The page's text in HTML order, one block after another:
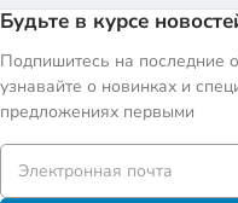
Будьте в курсе
Подпишитесь на последние
узнавайте о новинках и
предложениях первыми